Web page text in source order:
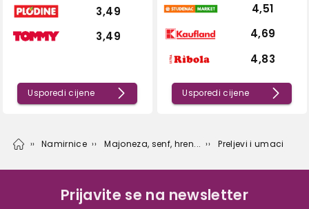
3,49
3,49
Usporedi cijene
4,51
4,69
4,83
Usporedi cijene
Namirnice Majoneza, senf, hren... Preljevi i umaci
Prijavite se na newsletter